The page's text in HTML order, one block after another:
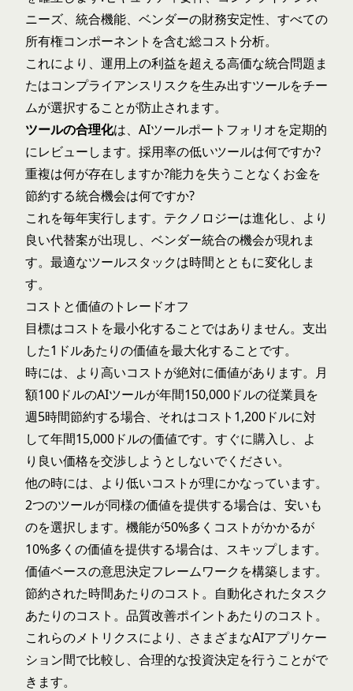
ニーズ、統合機能、ベンダーの財務安定性、すべての
所有権コンポーネントを含む総コスト分析。
これにより、運用上の利益を超える高価な統合問題ま
たはコンプライアンスリスクを生み出すツールをチー
ムが選択することが防止されます。
ツールの合理化は、AIツールポートフォリオを定期的
にレビューします。採用率の低いツールは何ですか?
重複は何が存在しますか?能力を失うことなくお金を
節約する統合機会は何ですか?
これを毎年実行します。テクノロジーは進化し、より
良い代替案が出現し、ベンダー統合の機会が現れま
す。最適なツールスタックは時間とともに変化しま
す。
コストと価値のトレードオフ
目標はコストを最小化することではありません。支出
した1ドルあたりの価値を最大化することです。
時には、より高いコストが絶対に価値があります。月
額100ドルのAIツールが年間150,000ドルの従業員を
週5時間節約する場合、それはコスト1,200ドルに対
して年間15,000ドルの価値です。すぐに購入し、よ
り良い価格を交渉しようとしないでください。
他の時には、より低いコストが理にかなっています。
2つのツールが同様の価値を提供する場合は、安いも
のを選択します。機能が50%多くコストがかかるが
10%多くの価値を提供する場合は、スキップします。
価値ベースの意思決定フレームワークを構築します。
節約された時間あたりのコスト。自動化されたタスク
あたりのコスト。品質改善ポイントあたりのコスト。
これらのメトリクスにより、さまざまなAIアプリケー
ション間で比較し、合理的な投資決定を行うことがで
きます。